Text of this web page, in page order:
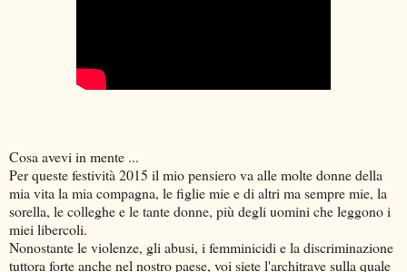
Cosa avevi in mente ...
Per queste festività 2015 il mio pensiero va alle molte donne della
mia vita la mia compagna, le figlie mie e di altri ma sempre mie, la
sorella, le colleghe e le tante donne, più degli uomini che leggono i
miei libercoli.
Nonostante le violenze, gli abusi, i femminicidi e la discriminazione
tuttora forte anche nel nostro paese, voi siete l'architrave sulla quale